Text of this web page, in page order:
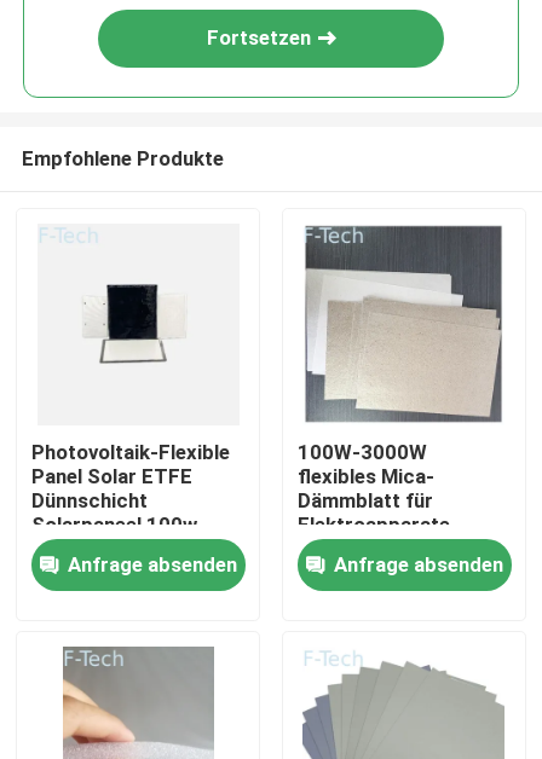
Zu Hause
Produkte
Videos
VR-Show
Fortsetzen
Empfohlene Produkte
Photovoltaik-Flexible
Panel Solar ETFE
Dünnschicht
Solarpaneel 100w
200w 250w 300w
400wAnfrage absenden
100W-3000W
flexibles Mica-
Dämmblatt für
Elektroapparate
Anfrage absenden